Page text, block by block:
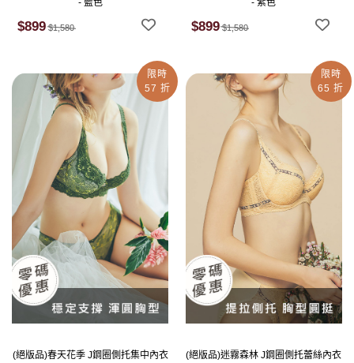
$899 $1,580 $899 $1,580
限時
57 折
(絕版品)春天花季 J鋼圈側托集中內衣
限時
65 折
(絕版品)迷霧森林 J鋼圈側托蕾絲內衣